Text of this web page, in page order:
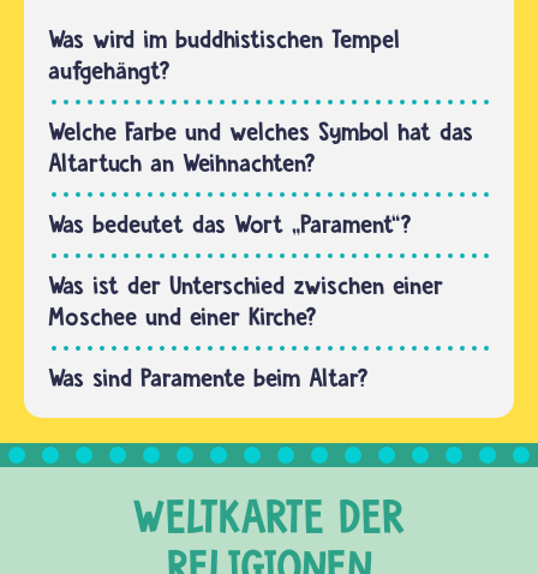
für
unterschiedliche
Benutzungen
im
christlichen…
Was wird im buddhistischen Tempel
aufgehängt?
Welche Farbe und welches Symbol hat das
Altartuch an Weihnachten?
Was bedeutet das Wort „Parament“?
Was ist der Unterschied zwischen einer
Moschee und einer Kirche?
Was sind Paramente beim Altar?